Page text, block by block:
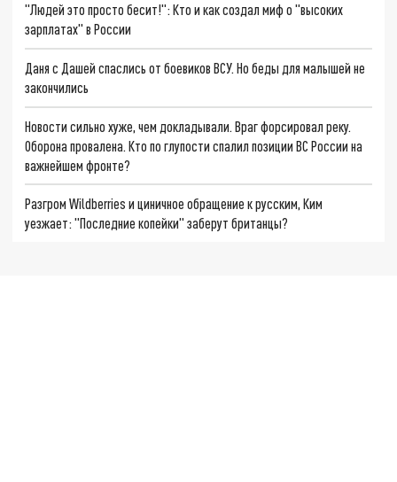
"Людей это просто бесит!": Кто и как создал миф о "высоких
зарплатах" в России
Даня с Дашей спаслись от боевиков ВСУ. Но беды для малышей не
закончились
Новости сильно хуже, чем докладывали. Враг форсировал реку.
Оборона провалена. Кто по глупости спалил позиции ВС России на
важнейшем фронте?
Разгром Wildberries и циничное обращение к русским, Ким
уезжает: "Последние копейки" заберут британцы?